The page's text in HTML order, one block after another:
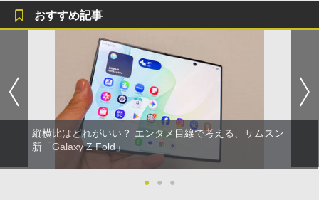
おすすめ記事
縦横比はどれがいい？ エンタメ目線で考える、サムスン
新「Galaxy Z Fold」
● ● ●